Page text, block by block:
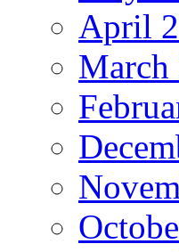
April
March